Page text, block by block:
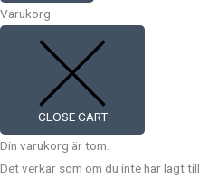
k
a
m
Varukorg
CLOSE CART
Din varukorg är tom.
Det verkar som om du inte har lagt